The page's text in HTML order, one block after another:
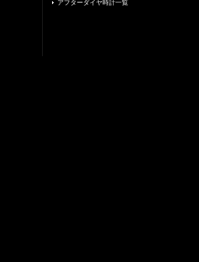
アフターダイヤ時計一覧